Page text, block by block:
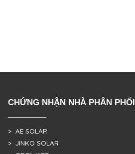
CHỨNG NHẬN NHÀ PHÂN PHỐI
> AE SOLAR
> JINKO SOLAR